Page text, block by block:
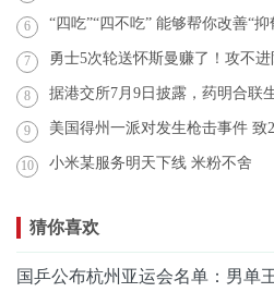
6 “四吃”“四不吃” 能够帮你改善“抑
7 勇士5次轮送怀斯曼赚了！攻不进防
8 据港交所7月9日披露，药明合联生物技术有限公司向港交所
9 美国得州一派对发生枪击事件 致
10 小米某服务明天下线 米粉不舍
猜你喜欢
国乒公布杭州亚运会名单：男单